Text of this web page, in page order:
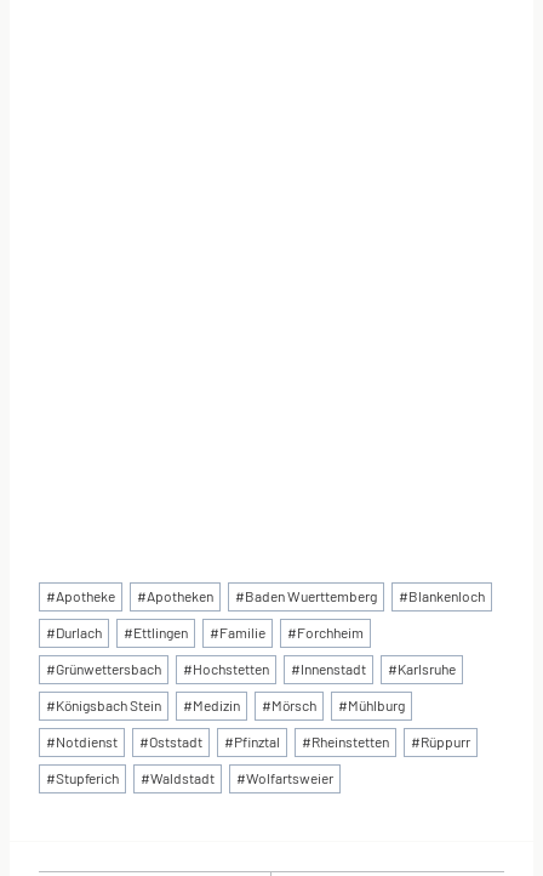
Schlagworte:
#Apotheke #Apotheken #Baden Wuerttemberg #Blankenloch
#Durlach #Ettlingen #Familie #Forchheim
#Grünwettersbach #Hochstetten #Innenstadt #Karlsruhe
#Königsbach Stein #Medizin #Mörsch #Mühlburg
#Notdienst #Oststadt #Pfinztal #Rheinstetten #Rüppurr
#Stupferich #Waldstadt #Wolfartsweier